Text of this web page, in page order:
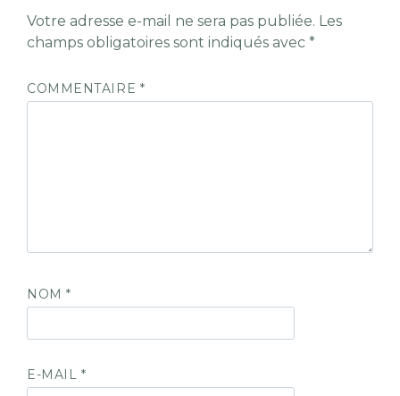
Votre adresse e-mail ne sera pas publiée. Les
champs obligatoires sont indiqués avec *
COMMENTAIRE *
NOM*
E-MAIL *